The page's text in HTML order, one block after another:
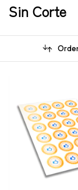
Sin Corte